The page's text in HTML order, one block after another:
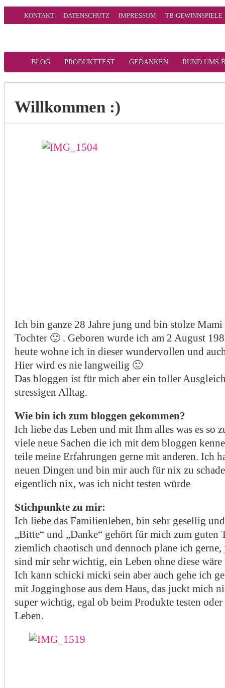
KONTAKT DATENSCHUTZ IMPRESSUM TB-GEWINNSPIELE
BLOG PRODUKTTEST GEDANKEN RUND UMS
Willkommen :)
Ich bin ganze 28 Jahre jung und bin stolze
Tochter 🙂 . Geboren wurde ich am 2 August
heute wohne ich in dieser wundervollen und
Hier wird es nie langweilig 🙂
Das bloggen ist für mich aber ein toller
stressigen Alltag.
Wie bin ich zum bloggen gekommen?
Ich liebe das Leben und mit Ihm alles was es so
viele neue Sachen die ich mit dem bloggen
teile meine Erfahrungen gerne mit anderen. Ich
neuen Dingen und bin mir auch für nix zu
eigentlich nix, was ich nicht testen würde
Stichpunkte zu mir:
Ich liebe das Familienleben, bin sehr gesellig
„Bitte“ und „Danke“ gehört für mich zum guten
ziemlich chaotisch und dennoch plane ich gerne,
sind mir sehr wichtig, ein Leben ohne diese wäre
Ich kann schicki micki sein aber auch gehe ich
mit Jogginghose aus dem Haus, das juckt mich
super wichtig, egal ob beim Produkte testen
Leben.